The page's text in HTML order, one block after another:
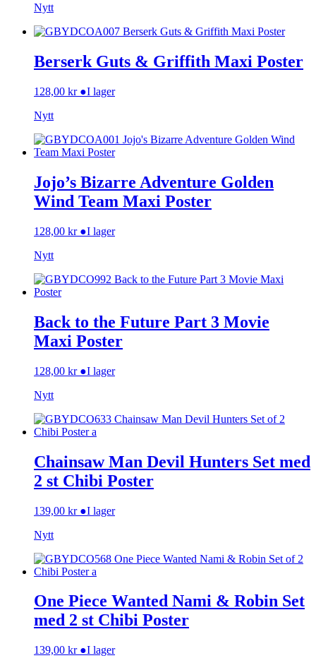
Nytt
Berserk Guts & Griffith Maxi Poster
128,00 kr ●I lager
Nytt
Jojo’s Bizarre Adventure Golden
Wind Team Maxi Poster
128,00 kr ●I lager
Nytt
Back to the Future Part 3 Movie
Maxi Poster
128,00 kr ●I lager
Nytt
Chainsaw Man Devil Hunters Set med
2 st Chibi Poster
139,00 kr ●I lager
Nytt
One Piece Wanted Nami & Robin Set
med 2 st Chibi Poster
139,00 kr ●I lager